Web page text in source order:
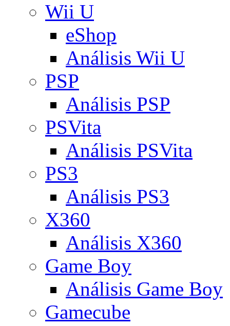
Wii U
eShop
Análisis Wii U
PSP
Análisis PSP
PSVita
Análisis PSVita
PS3
Análisis PS3
X360
Análisis X360
Game Boy
Análisis Game Boy
Gamecube